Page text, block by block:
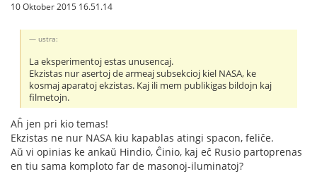
10 Oktober 2015 16.51.14
ustra:
La eksperimentoj estas unusencaj.
Ekzistas nur asertoj de armeaj subsekcioj kiel NASA, ke
kosmaj aparatoj ekzistas. Kaj ili mem publikigas bildojn kaj
filmetojn.
Aĥ jen pri kio temas!
Ekzistas ne nur NASA kiu kapablas atingi spacon, feliĉe.
Aŭ vi opinias ke ankaŭ Hindio, Ĉinio, kaj eĉ Rusio partoprenas
en tiu sama komploto far de masonoj-iluminatoj?